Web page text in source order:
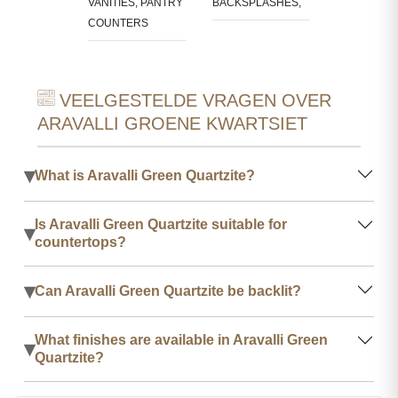
VANITIES, PANTRY
COUNTERS
BACKSPLASHES,
VEELGESTELDE VRAGEN OVER
ARAVALLI GROENE KWARTSIET
▾What is Aravalli Green Quartzite?
▾ Is Aravalli Green Quartzite suitable for
countertops?
▾Can Aravalli Green Quartzite be backlit?
▾What finishes are available in Aravalli Green
Quartzite?